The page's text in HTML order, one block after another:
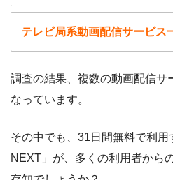
▶︎Pandora.TV
めします。
また、著作権については、保護
法改正がされました。（詳しく
照）
著作物の取り扱いについては注
す。
以下で紹介する動画配信サイトは
・月額
ー
テレビ局系動画配信サービス
動画配信サービ
ス
調査の結果、複数の動画配信サ
なっています。
その中でも、31日間無料で利
NEXT」が、多くの利用者から